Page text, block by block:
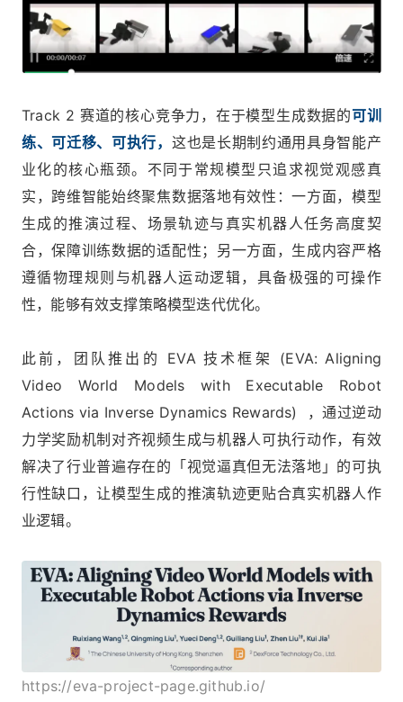
Track 2 赛道的核心竞争力，在于模型生成数据的可训
练、可迁移、可执行， 这也是长期制约通用具身智能产
业化的核心瓶颈。不同于常规模型只追求视觉观感真
实，跨维智能始终聚焦数据落地有效性：一方面，模型
生成的推演过程、场景轨迹与真实机器人任务高度契
合，保障训练数据的适配性；另一方面，生成内容严格
遵循物理规则与机器人运动逻辑，具备极强的可操作
性，能够有效支撑策略模型迭代优化。
此前，团队推出的 EVA 技术框架 (EVA: Aligning
Video World Models with Executable Robot
Actions via Inverse Dynamics Rewards) ，通过逆动
力学奖励机制对齐视频生成与机器人可执行动作，有效
解决了行业普遍存在的「视觉逼真但无法落地」的可执
行性缺口，让模型生成的推演轨迹更贴合真实机器人作
业逻辑。
https://eva-project-page.github.io/